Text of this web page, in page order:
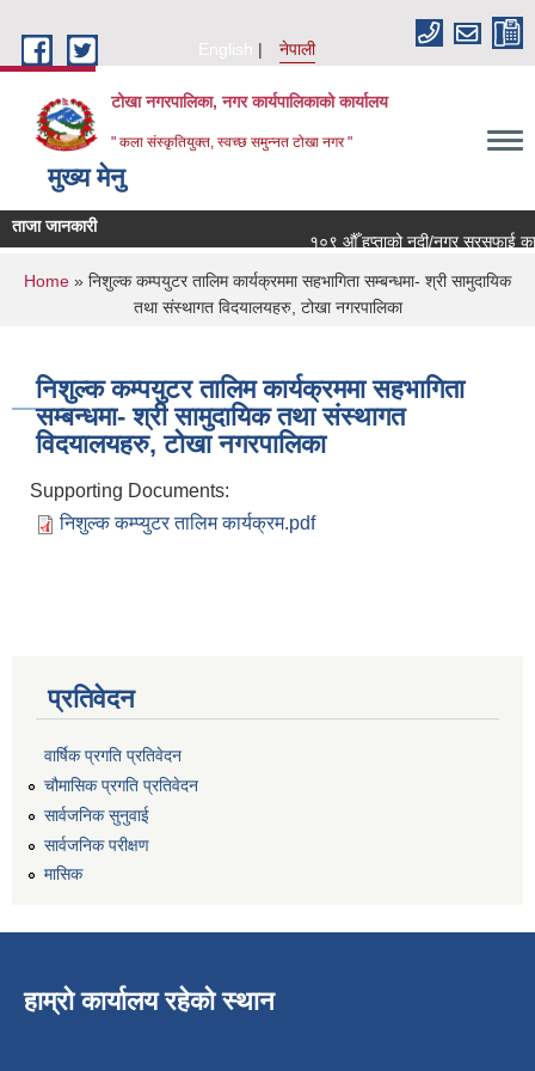
English
नेपाली
टोखा नगरपालिका, नगर कार्यपालिकाको कार्यालय
" कला संस्कृतियुक्त, स्वच्छ समुन्‍नत टोखा नगर "
मुख्य मेनु
ताजा जानकारी
१०९ औँ हप्ताको नदी/नगर सरसफाई
You are here
Home » निशुल्क कम्पयुटर तालिम कार्यक्रममा सहभागिता सम्बन्धमा- श्री सामुदायिक
तथा संस्थागत विदयालयहरु, टोखा नगरपालिका
निशुल्क कम्पयुटर तालिम कार्यक्रममा सहभागिता
सम्बन्धमा- श्री सामुदायिक तथा संस्थागत
विदयालयहरु, टोखा नगरपालिका
Supporting Documents:
निशुल्क कम्प्युटर तालिम कार्यक्रम.pdf
प्रतिवेदन
वार्षिक प्रगति प्रतिवेदन
चौमासिक प्रगति प्रतिवेदन
सार्वजनिक सुनुवाई
सार्वजनिक परीक्षण
मासिक
हाम्रो कार्यालय रहेको स्थान